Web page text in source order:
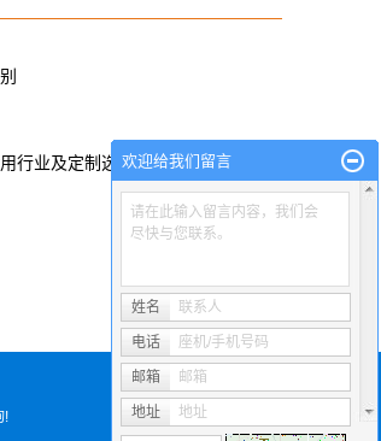
行业及定制选购全攻略
!
欢迎给我们留言
请在此输入留言内容，我们会
尽快与您联系。
姓名 联系人
电话 座机/手机号码
邮箱 邮箱
地址 地址